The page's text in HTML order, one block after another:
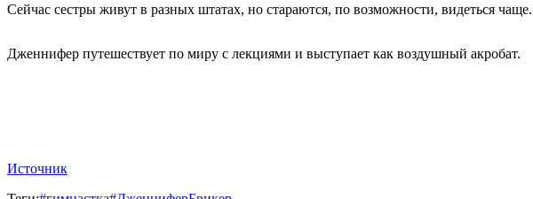
Сейчас сестры живут в разных штатах, но стараются, по возможности, видеться чаще.
Дженнифер путешествует по миру с лекциями и выступает как воздушный акробат.
Источник